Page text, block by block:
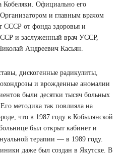
Кобеляки. Официально его
и главным врачом
СССР от фонда здоровья и
и заслуженный врач УССР,
Андреевич Касьян.
дискогенные радикулиты,
и врожденные аномалии
были десятки тысяч больных
методика так повлияла на
что в 1987 году в Кобылянской
был открыт кабинет и
терапии — в 1989 году.
даже был создан в Якутске. В